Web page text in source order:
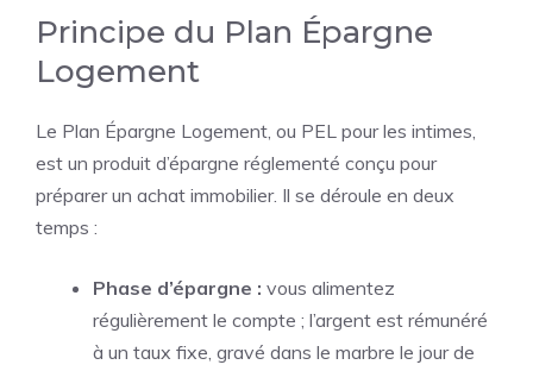
Principe du Plan Épargne
Logement
Le Plan Épargne Logement, ou PEL pour les intimes,
est un produit d’épargne réglementé conçu pour
préparer un achat immobilier. Il se déroule en deux
temps :
Phase d’épargne : vous alimentez
régulièrement le compte ; l’argent est rémunéré
à un taux fixe, gravé dans le marbre le jour de